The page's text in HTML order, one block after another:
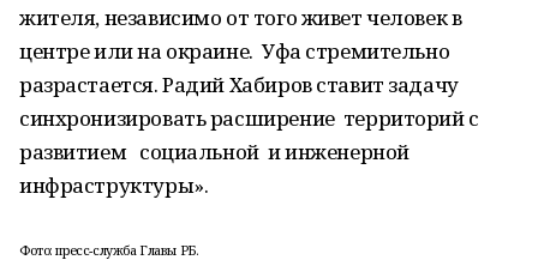
жителя, независимо от того живет человек в
центре или на окраине. Уфа стремительно
разрастается. Радий Хабиров ставит задачу
синхронизировать расширение территорий с
развитием социальной и инженерной
инфраструктуры».
Фото: пресс-служба Главы РБ.